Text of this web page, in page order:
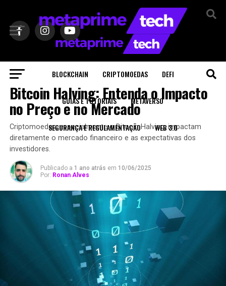
BLOCKCHAIN CRIPTOMOEDAS DEFI
GUIAS E TUTORIAIS METAVERSO
SEGURANÇA E REGULAMENTAÇÃO WEB 3.0
CRIPTOMOEDAS
Bitcoin Halving: Entenda o Impacto
no Preço e no Mercado
Criptomoedas, especialmente o Bitcoin Halving, impactam
diretamente o mercado financeiro e as expectativas dos
investidores.
Publicado a 1 ano atrás em 10/06/2025
Por: Ronan Alves